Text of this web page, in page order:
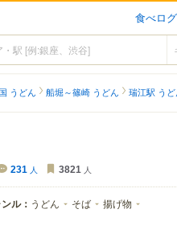
食べロ
うどん 船堀～篠崎 うどん 瑞江駅 うど
231 人 3821 人
ル： うどん そば 揚げ物